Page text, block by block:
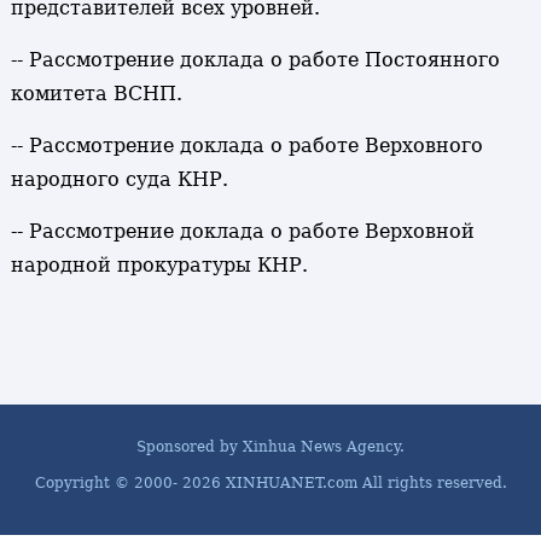
представителей всех уровней.
-- Рассмотрение доклада о работе Постоянного
комитета ВСНП.
-- Рассмотрение доклада о работе Верховного
народного суда КНР.
-- Рассмотрение доклада о работе Верховной
народной прокуратуры КНР.
Sponsored by Xinhua News Agency.
Copyright © 2000- 2026 XINHUANET.com All rights reserved.